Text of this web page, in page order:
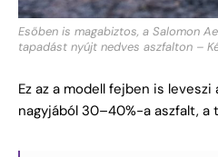
Esőben is magabiztos, a Salomon
tapadást nyújt nedves aszfalton –
Ez az a modell fejben is
nagyjából 30–40%-a aszfalt,